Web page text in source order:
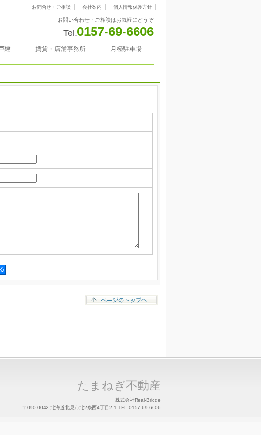
お問い合わせ・ご相談はお気軽にどうぞ
Tel.0157-69-6606
お問合せ・ご相談 会社案内 個人情報保護方針
建 賃貸・店舗事務所 月極駐車場
たまねぎ不動産
株式会社Real-Bridge
〒090-0042 北海道北見市北2条西4丁目2-1 TEL:0157-69-6606